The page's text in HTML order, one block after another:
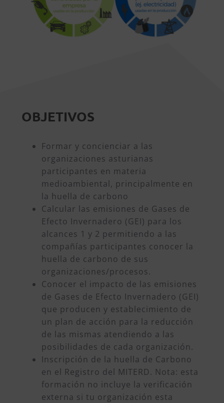
OBJETIVOS
Formar y concienciar a las
organizaciones asturianas
participantes en materia
medioambiental, principalmente en
la huella de carbono
Calcular las emisiones de Gases de
Efecto Invernadero (GEI) para los
alcances 1 y 2 permitiendo a las
compañías participantes conocer la
huella de carbono de sus
organizaciones/procesos.
Conocer el impacto de las emisiones
de Gases de Efecto Invernadero (GEI)
que producen y establecimiento de
un plan de acción para la reducción
de las mismas atendiendo a las
posibilidades de cada organización.
Inscripción de la huella de Carbono
en el Registro del MITERD. Nota: esta
formación no incluye la verificación
externa si tu organización esta